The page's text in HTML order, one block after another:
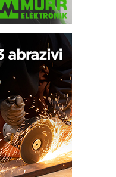
korist
od 40 godina
INDICATOR
za efikasnije